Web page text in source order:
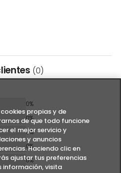
(0)
0%
0%
0%
0%
0%
cookies propias y de
de que todo funcione
el mejor servicio y
y anuncios
Haciendo clic en
ajustar tus preferencias
información, visita